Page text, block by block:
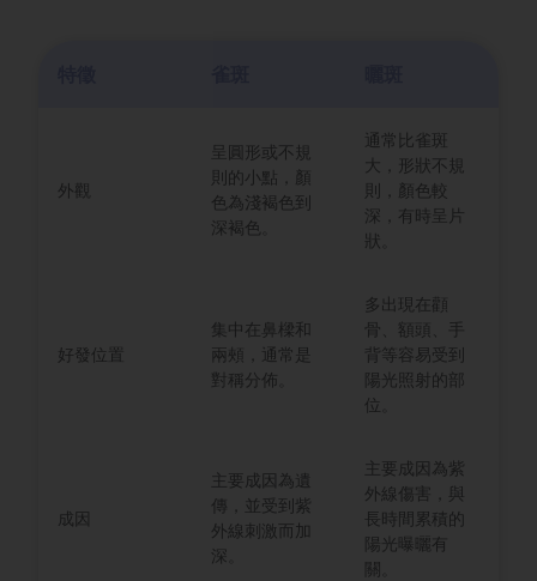
外觀
呈圓形或不規
則的小點，顏
色為淺褐色到
深褐色。
通常比雀斑
大，形狀不規
則，顏色較
深，有時呈片
狀。
好發位置
集中在鼻樑和
兩頰，通常是
對稱分佈。
多出現在顴
骨、額頭、手
背等容易受到
陽光照射的部
位。
成因
主要成因為遺
傳，並受到紫
外線刺激而加
深。
主要成因為紫
外線傷害，與
長時間累積的
陽光曝曬有
關。